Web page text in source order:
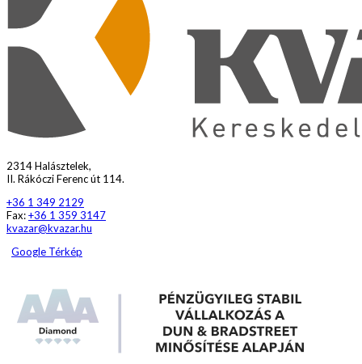
2314 Halásztelek,
II. Rákóczi Ferenc út 114.
+36 1 349 2129
Fax:+36 1 359 3147
kvazar@kvazar.hu
Google Térkép